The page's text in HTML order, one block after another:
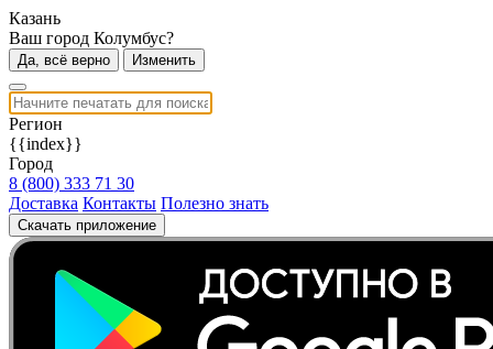
Казань
Ваш город Колумбус?
Да, всё верно Изменить
Регион
{{index}}
Город
8 (800) 333 71 30
Доставка Контакты Полезно знать
Скачать приложение